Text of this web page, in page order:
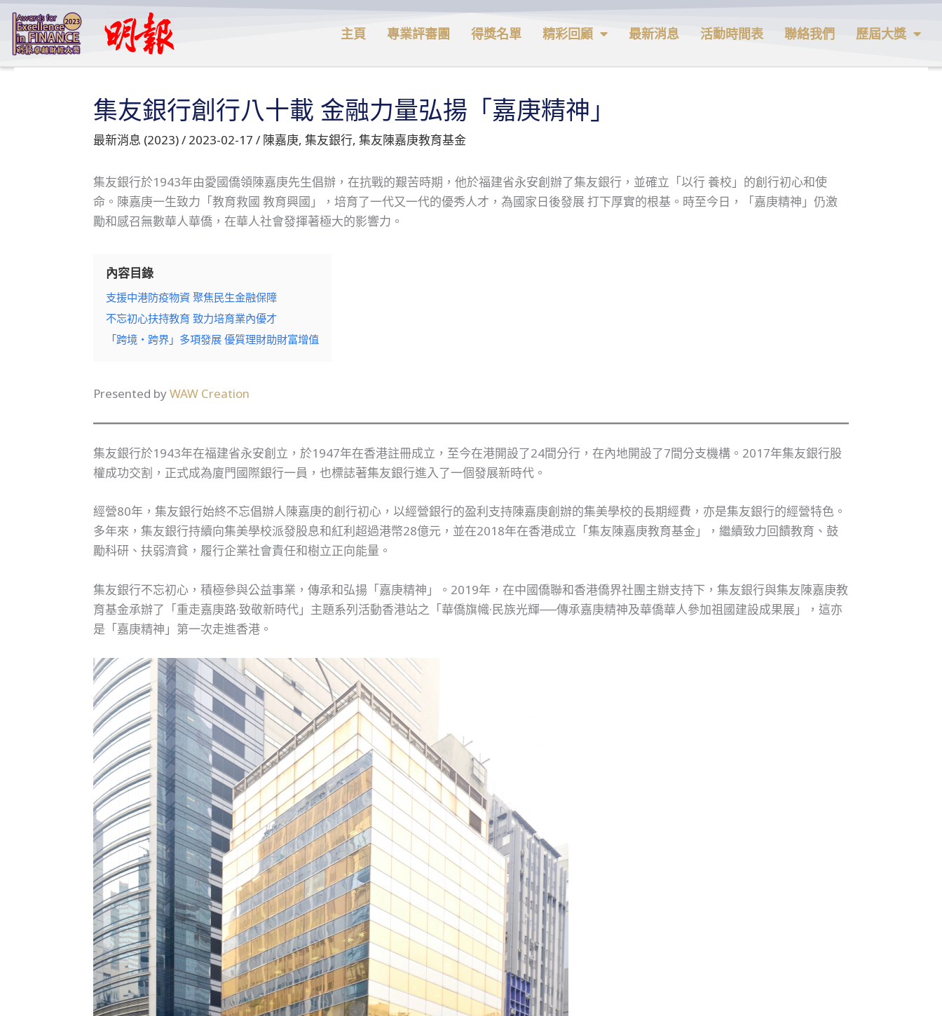
要
主頁 專業評審團 得獎名單 精彩回顧 最新消息 活動時間表 聯絡我們 歷屆大獎
集友銀行創行八十載 金融力量弘揚「嘉庚精神」
最新消息 (2023)/ 2023-02-17/ 陳嘉庚,集友銀行,集友陳嘉庚教育基金
集友銀行於1943年由愛國僑領陳嘉庚先生倡辦，在抗戰的艱苦時期，他於福建省永安創辦了集友銀行，並確立「以行 養校」的創行初心和使
命。陳嘉庚一生致力「教育救國 教育興國」，培育了一代又一代的優秀人才，為國家日後發展 打下厚實的根基。時至今日，「嘉庚精神」仍激
勵和感召無數華人華僑，在華人社會發揮著極大的影響力。
內容目錄
支援中港防疫物資 聚焦民生金融保障
不忘初心扶持教育 致力培育業內優才
「跨境‧跨界」多項發展 優質理財助財富增值
Presented byWAW Creation
集友銀行於1943年在福建省永安創立，於1947年在香港註冊成立，至今在港開設了24間分行，在內地開設了7間分支機構。2017年集友銀行股
權成功交割，正式成為廈門國際銀行一員，也標誌著集友銀行進入了一個發展新時代。
經營80年，集友銀行始終不忘倡辦人陳嘉庚的創行初心，以經營銀行的盈利支持陳嘉庚創辦的集美學校的長期經費，亦是集友銀行的經營特色。
多年來，集友銀行持續向集美學校派發股息和紅利超過港幣28億元，並在2018年在香港成立「集友陳嘉庚教育基金」，繼續致力回饋教育、鼓
勵科研、扶弱濟貧，履行企業社會責任和樹立正向能量。
集友銀行不忘初心，積極參與公益事業，傳承和弘揚「嘉庚精神」。2019年，在中國僑聯和香港僑界社團主辦支持下，集友銀行與集友陳嘉庚教
育基金承辦了「重走嘉庚路·致敬新時代」主題系列活動香港站之「華僑旗幟·民族光輝──傳承嘉庚精神及華僑華人參加祖國建設成果展」，這亦
是「嘉庚精神」第一次走進香港。